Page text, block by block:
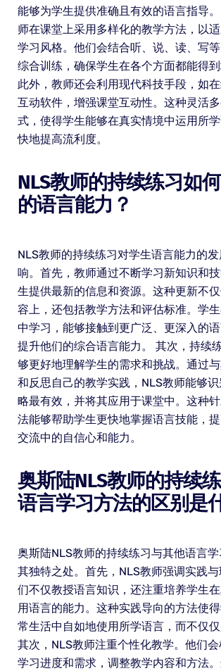
能够为学生提供准确且有效的语言指导
师在课堂上采用多样化的教学方法，以
学习风格。他们会结合听、说、读、写
综合训练，确保学生在各个方面都能得到
此外，教师还会利用现代科技手段，如
互动软件，增强课堂互动性。这种灵活
式，使得学生能够在真实情境中运用所
快地提高流利度。
NLS教师的持续练习如
的语言能力？
NLS教师的持续练习对学生语言能力的
响。首先，教师通过不断学习新知识和
生提供最新的信息和资源。这种更新不
容上，还包括教学方法和评估标准。学
中学习，能够接触到更广泛、更深入的
提升他们的综合语言能力。 其次，持续
够更好地理解学生的需求和挑战。通过
和反思自己的教学实践，NLS教师能够
略最有效，并将其应用于课堂中。这种
法能够帮助学生更快地掌握语言技能，
交流中的自信心和能力。
奥斯陆NLS教师的持续
语言学习方法的区别是
奥斯陆NLS教师的持续练习与其他语言
其独特之处。首先，NLS教师强调实践
们不仅教授语言知识，还注重培养学生
用语言的能力。这种实践导向的方法使
常生活中自如地使用所学语言，而不仅仅
其次，NLS教师注重个性化教学。他们
学习进度和需求，调整教学内容和方法